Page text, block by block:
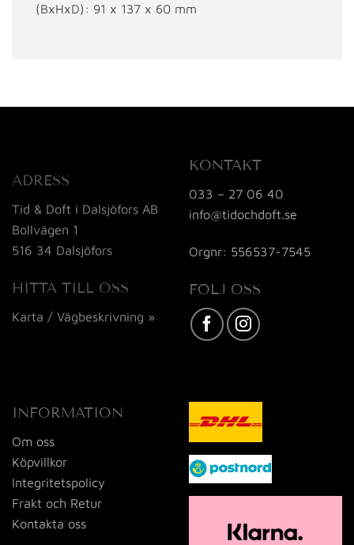
(BxHxD): 91 x 137 x 60 mm
ADRESS
Tid & Doft i Dalsjöfors AB
Bollvägen 1
516 34 Dalsjöfors
HITTA TILL OSS
Karta / Vägbeskrivning »
KONTAKT
033 – 27 06 40
info@tidochdoft.se
Orgnr: 556537-7545
FÖLJ OSS
INFORMATION
Om oss
Köpvillkor
Integritetspolicy
Frakt och Retur
Kontakta oss